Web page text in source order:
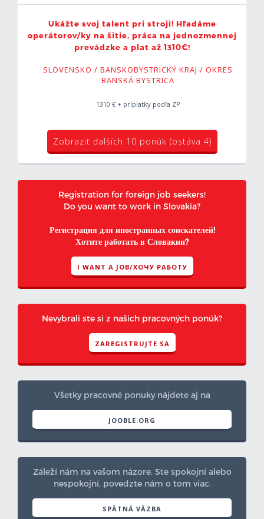
Ukážte svoj talent pri stroji! Hľadáme
operátorov/ky na šitie, práca na jednozmennej
prevádzke a plat až 1310€!
SLOVENSKO / BANSKOBYSTRICKÝ KRAJ / OKRES
BANSKÁ BYSTRICA
1310 € + príplatky podľa ZP
Zobraziť ďalších 10 ponúk (ostáva 4)
Registration for foreign job seekers!
Do you want to work in Slovakia?
Регистрация для иностранных соискателей!
Хотите работать в Словакии?
I WANT A JOB/ХОЧУ РАБОТУ
Nevybrali ste si z našich pracovných ponúk?
ZAREGISTRUJTE SA
Všetky pracovné ponuky nájdete aj na
JOOBLE.ORG
Záleží nám na vašom názore. Ste spokojní alebo
nespokojní, povedzte nám o tom viac.
SPÄTNÁ VÄZBA